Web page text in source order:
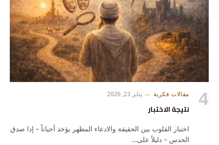
مقالات فكرية يناير 23, 2026
نتيجة الاختبار
اختبار القلوب بين الحقيقة والادعاء المظهر يؤخذ أحياناً – إذا صدق
الحدس – دليلاً على…